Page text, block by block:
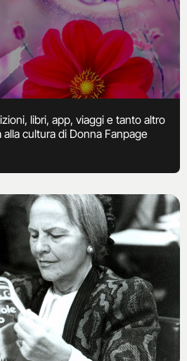
libri, app, viaggi e tanto altro
cultura di Donna Fanpage